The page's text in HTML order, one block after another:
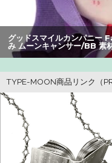
【画像】大阪の高校「
ちゃくちゃ増えた」
【画像】瀬戸環奈（セ
【速報】ゼレンスキー
どの成果がない」
【懐古】ネット流行語
ｗｗ ：26/07/31のニュ
グッドスマイルカンパニ
み ムーンキャンサー/BB 素